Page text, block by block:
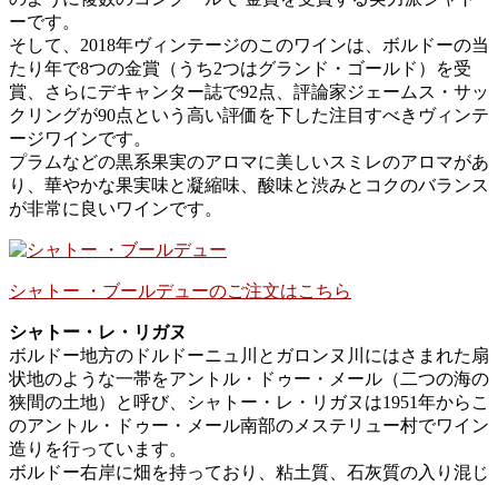
ーです。
そして、2018年ヴィンテージのこのワインは、ボルドーの当
たり年で8つの金賞（うち2つはグランド・ゴールド）を受
賞、さらにデキャンター誌で92点、評論家ジェームス・サッ
クリングが90点という高い評価を下した注目すべきヴィンテ
ージワインです。
プラムなどの黒系果実のアロマに美しいスミレのアロマがあ
り、華やかな果実味と凝縮味、酸味と渋みとコクのバランス
が非常に良いワインです。
シャトー ・ブールデューのご注文はこちら
シャトー・レ・リガヌ
ボルドー地方のドルドーニュ川とガロンヌ川にはさまれた扇
状地のような一帯をアントル・ドゥー・メール（二つの海の
狭間の土地）と呼び、シャトー・レ・リガヌは1951年からこ
のアントル・ドゥー・メール南部のメステリュー村でワイン
造りを行っています。
ボルドー右岸に畑を持っており、粘土質、石灰質の入り混じ